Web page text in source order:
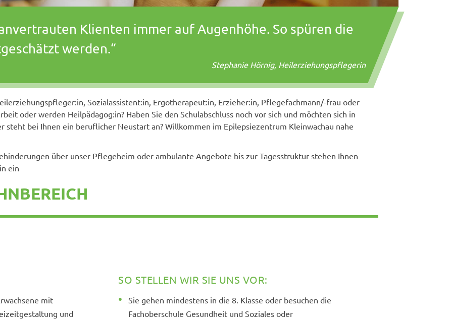
Klienten immer auf Augenhöhe. So spüren die
werden.“
Stephanie Hörnig, Heilerziehungspflegerin
Sozialassistent:in, Ergotherapeut:in, Erzieher:in, Pflegefachmann/-frau oder
oder werden Heilpädagog:in? Haben Sie den Schulabschluss noch vor sich und möchten sich in
bei Ihnen ein beruflicher Neustart an? Willkommen im Epilepsiezentrum Kleinwachau nahe
über unser Pflegeheim oder ambulante Angebote bis zur Tagesstruktur stehen Ihnen
ein
mit
und
SO STELLEN WIR SIE UNS VOR:
Sie gehen mindestens in die 8. Klasse oder besuchen die
Fachoberschule Gesundheit und Soziales oder